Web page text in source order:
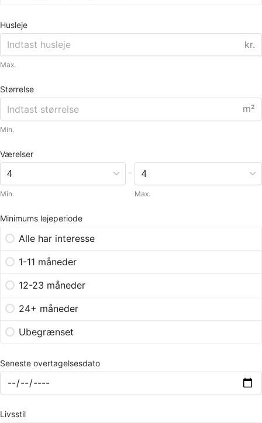
Husleje
kr.
Max.
Størrelse
m²
Min.
Værelser
Min.
-
Max.
Minimums lejeperiode
Alle har interesse
1-11 måneder
12-23 måneder
24+ måneder
Ubegrænset
Seneste overtagelsesdato
Livsstil